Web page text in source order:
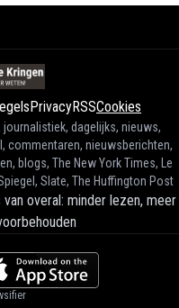
PrivacyRSSCookies
dagelijks, nieuws,
commentaren, nieuwsberichten,
blogs, The New York Times, Le
Slate, The Huffington Post
overal: minder lezen, meer